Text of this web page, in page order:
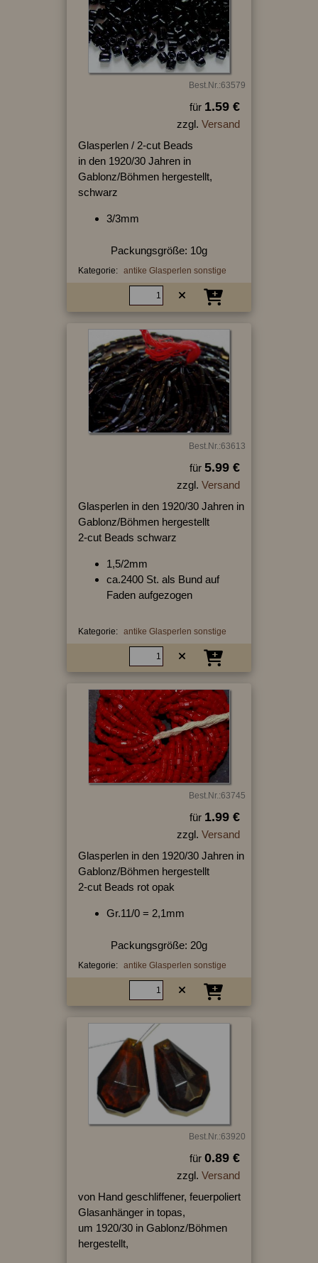
Best.Nr.:63579
für 1.59 €
zzgl. Versand
Glasperlen / 2-cut Beads
in den 1920/30 Jahren in
Gablonz/Böhmen hergestellt,
schwarz
3/3mm
Packungsgröße: 10g
Kategorie: antike Glasperlen sonstige
Best.Nr.:63613
für 5.99 €
zzgl. Versand
Glasperlen in den 1920/30 Jahren in
Gablonz/Böhmen hergestellt
2-cut Beads schwarz
1,5/2mm
ca.2400 St. als Bund auf
Faden aufgezogen
Kategorie: antike Glasperlen sonstige
Best.Nr.:63745
für 1.99 €
zzgl. Versand
Glasperlen in den 1920/30 Jahren in
Gablonz/Böhmen hergestellt
2-cut Beads rot opak
Gr.11/0 = 2,1mm
Packungsgröße: 20g
Kategorie: antike Glasperlen sonstige
Best.Nr.:63920
für 0.89 €
zzgl. Versand
von Hand geschliffener, feuerpoliert
Glasanhänger in topas,
um 1920/30 in Gablonz/Böhmen
hergestellt,